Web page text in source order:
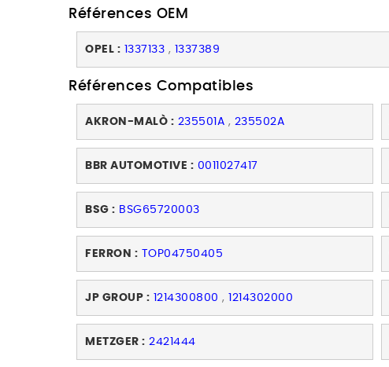
Références OEM
OPEL : 1337133 , 1337389
Références Compatibles
AKRON-MALÒ : 235501A , 235502A
BBR AUTOMOTIVE : 0011027417
BSG : BSG65720003
FERRON : TOP04750405
JP GROUP : 1214300800 , 1214302000
METZGER : 2421444